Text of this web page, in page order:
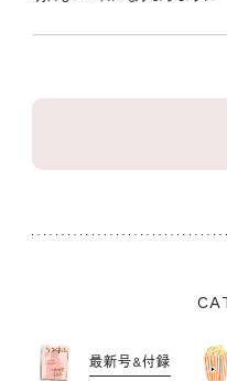
最新号&付録